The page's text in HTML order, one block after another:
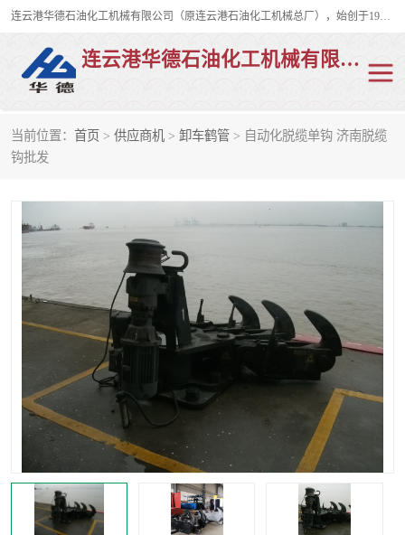
连云港华德石油化工机械有限公司（原连云港石油化工机械总厂），始创于1982年，是从事码头船用流体装卸臂、陆用流体装卸臂（鹤管）、活动梯、钢构平台、定量装车系统等全系列流体装卸设备的设计、制造、销售以及服务的专业供应商。
连云港华德石油化工机械有限公司
当前位置： 首页 > 供应商机 > 卸车鹤管 > 自动化脱缆单钩 济南脱缆
钩批发
陆用流体装卸臂
液氨鹤管 液氯鹤管
LNG鹤管
平台栈桥
装车鹤管 输油臂
紧急脱离干式接头 火车鹤管
汽车鹤管 顶部鹤管
底部鹤管 低温鹤管
浮动出油装置 鹤管